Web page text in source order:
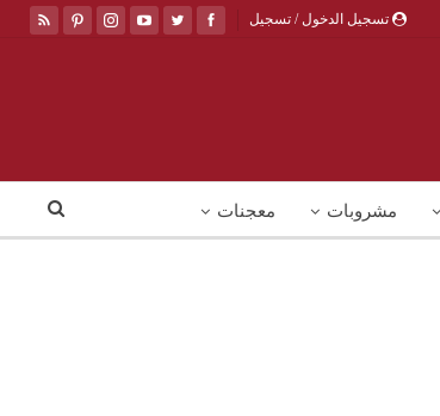
تسجيل الدخول / تسجيل
مشروبات معجنات